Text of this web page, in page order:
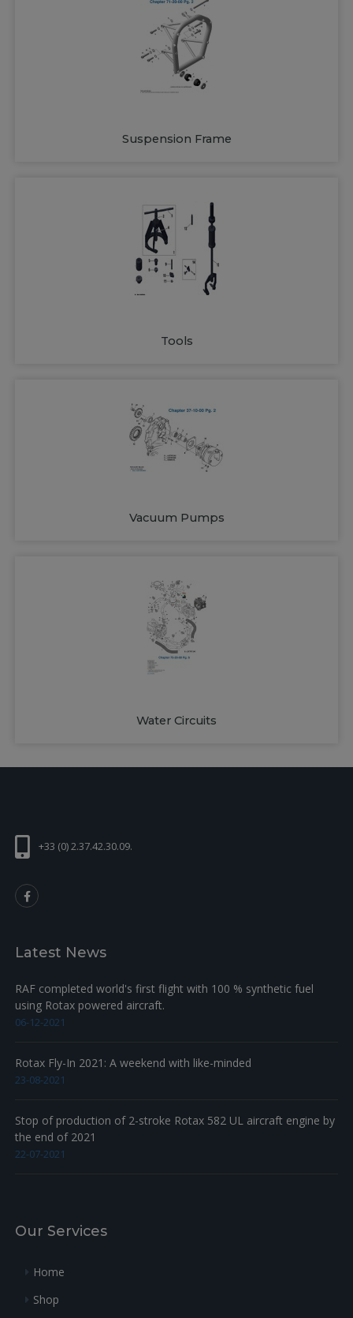
Suspension Frame
Tools
Vacuum Pumps
Water Circuits
+33 (0) 2.37.42.30.09.
Latest News
RAF completed world's first flight with 100 % synthetic fuel
using Rotax powered aircraft.
06-12-2021
Rotax Fly-In 2021: A weekend with like-minded
23-08-2021
Stop of production of 2-stroke Rotax 582 UL aircraft engine by
the end of 2021
22-07-2021
Our Services
Home
Shop